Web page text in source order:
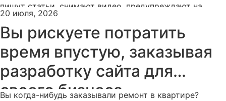
пишут статьи, снимают видео, предупреждают на
каждом углу. И это правильно. Заказчик вкладывает
деньги, он имеет право знать, с чем может
столкнуться. Но есть и обратная сторона медали.
Студии и веб-мастера тоже рискуют. И рискуют не
меньше. […]
20 июля, 2026
Вы рискуете потратить
время впустую, заказывая
разработку сайта для
своего бизнеса
Вы когда-нибудь заказывали ремонт в квартире?